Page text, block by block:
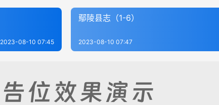
2023-08-10 07:45
鄢陵县志（1-6）
2023-08-10 07:47